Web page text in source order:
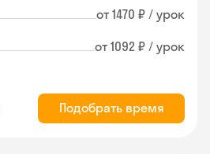
от 1470 ₽ / урок
от 1092 ₽ / урок
Подобрать время